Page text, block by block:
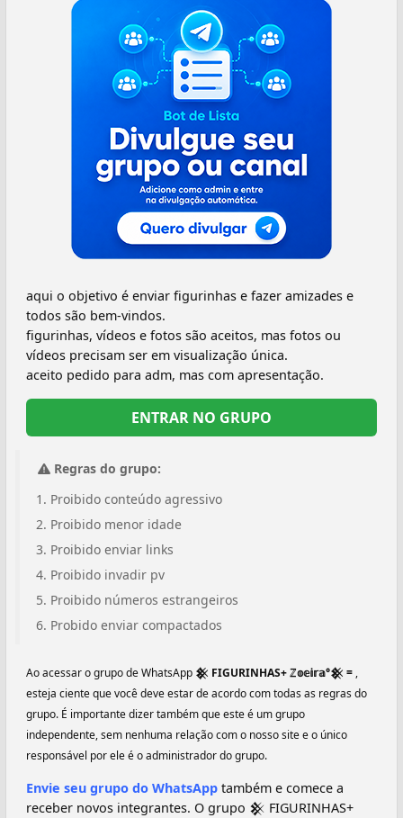
aqui o objetivo é enviar figurinhas e fazer amizades e
todos são bem-vindos.
figurinhas, vídeos e fotos são aceitos, mas fotos ou
vídeos precisam ser em visualização única.
aceito pedido para adm, mas com apresentação.
ENTRAR NO GRUPO
Regras do grupo:
Proibido conteúdo agressivo
Proibido menor idade
Proibido enviar links
Proibido invadir pv
Proibido números estrangeiros
Probido enviar compactados
Ao acessar o grupo de WhatsApp 𒆜 FIGURINHAS+ ℤ𝕠𝕖𝕚𝕣𝕒°𒆜 = ,
esteja ciente que você deve estar de acordo com todas as regras do
grupo. É importante dizer também que este é um grupo
independente, sem nenhuma relação com o nosso site e o único
responsável por ele é o administrador do grupo.
Envie seu grupo do WhatsApp também e comece a
receber novos integrantes. O grupo 𒆜 FIGURINHAS+